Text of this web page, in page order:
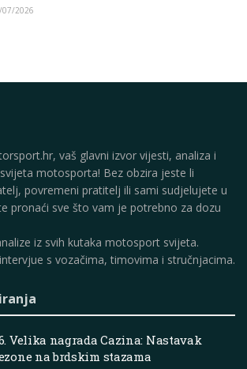
07/2026
vaš glavni izvor vijesti, analiza i
motosporta! Bez obzira jeste li
povremeni pratitelj ili sami sudjelujete u
pronaći sve što vam je potrebno za dozu
iz svih kutaka motosport svijeta.
s vozačima, timovima i stručnjacima.
Velika nagrada Cazina: Nastavak
na brdskim stazama